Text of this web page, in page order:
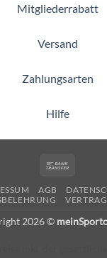
Mitgliederrabatt
Versand
Zahlungsarten
Hilfe
AGB
2026 ©